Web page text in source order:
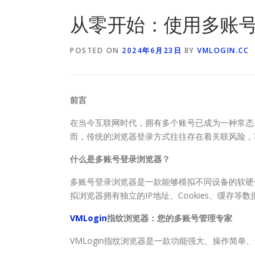
从零开始：使用多账
POSTED ON 2024年6月23日 BY VMLOGIN.CC
前言
在当今互联网时代，拥有多个账号已成为一种常
而，传统的浏览器登录方式往往存在着关联风险
什么是多账号登录浏览器？
多账号登录浏览器是一款能够模拟不同设备的软
拟浏览器拥有独立的IP地址、Cookies、缓存等数
VMLogin指纹浏览器：您的多账号管理专家
VMLogin指纹浏览器是一款功能强大、操作简单